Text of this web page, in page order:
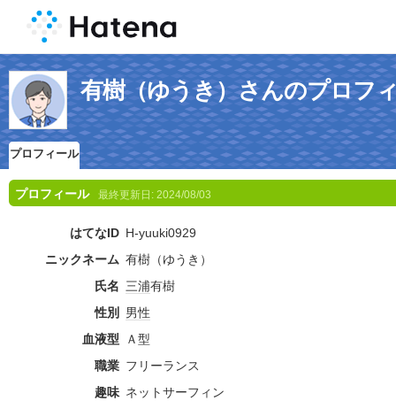
有樹（ゆうき）さんのプロフ
プロフィール
プロフィール 最終更新日: 2024/08/03
はてなID H-yuuki0929
ニックネーム 有樹（ゆうき）
氏名 三浦有樹
性別
男性
血液型
Ａ型
職業 フリーランス
趣味 ネットサーフィン